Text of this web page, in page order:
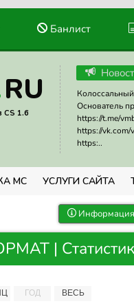
Банлист
RU
CS 1.6
Основатель
https://t.me/
https://vk.com/
https:..
МС УСЛУГИ САЙТА
|
ГОД ВЕСЬ